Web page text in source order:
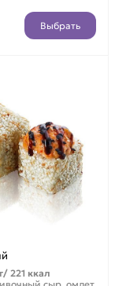
Выбрать
221 ккал